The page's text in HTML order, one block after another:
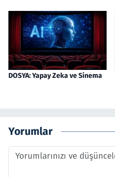
DOSYA: Yapay Zeka ve Sinema
Yorumlar